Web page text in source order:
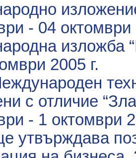
- 04 октомври
изложба
2005 г.
с отличие
- 1 октомври
утвърждава